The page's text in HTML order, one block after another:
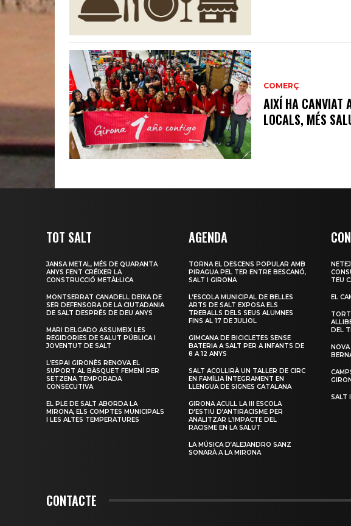
COMERÇ
AIXÍ HA CANVIAT
LOCALS, MÉS
TOT SALT
JANSA METAL, MÉS DE QUARANTA
ANYS FENT CRÉIXER LA
CONSTRUCCIÓ METÀL·LICA
MONTSERRAT CANADELL DEIXA DE
SER DEFENSORA DE LA CIUTADANIA
DE SALT DESPRÉS DE DEU ANYS
MARI DELGADO ASSUMEIX LES
REGIDORIES DE SALUT PÚBLICA I
JOVENTUT DE SALT
L’ESPAI GIRONÈS RENOVA EL
SUPORT AL BÀSQUET FEMENÍ PER
SETZENA TEMPORADA
CONSECUTIVA
EL PLE DE SALT ABORDA LA
MIRONA, ELS COMPTES MUNICIPALS
I LES ALTES TEMPERATURES
AGENDA
TORNA EL DESCENS POPULAR AMB
PIRAGUA PEL TER ENTRE BESCANÓ,
SALT I GIRONA
L’ESCOLA MUNICIPAL DE BELLES
ARTS DE SALT EXPOSA ELS
TREBALLS DELS SEUS ALUMNES
FINS AL 17 DE JULIOL
GIMCANA DE BICICLETES SENSE
BATERIA A SALT PER A INFANTS DE
8 A 12 ANYS
SALT ACOLLIRÀ UN TALLER DE CIRC
EN FAMÍLIA ÍNTEGRAMENT EN
LLENGUA DE SIGNES CATALANA
GIRONA ACULL LA III ESCOLA
D’ESTIU D’ANTIRACISME PER
ANALITZAR L’IMPACTE DEL
RACISME EN LA SALUT
LA MÚSICA D’ALEJANDRO SANZ
SONARÀ A LA MIRONA
TEU
EL
DEL
SALT
CONTACTE